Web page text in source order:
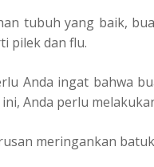
tubuh yang baik,
pilek dan flu.
Anda ingat bahwa
Anda perlu
meringankan